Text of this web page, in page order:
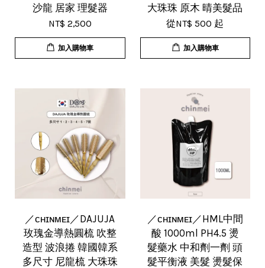
沙龍 居家 理髮器
NT$ 2,500
加入購物車
大珠珠 原木 晴美髮品
從NT$ 500 起
加入購物車
／ᴄʜɪɴᴍᴇɪ／DAJUJA
玫瑰金導熱圓梳 吹整
造型 波浪捲 韓國韓系
多尺寸 尼龍梳 大珠珠
／ᴄʜɪɴᴍᴇɪ／HML中間
酸 1000ml PH4.5 燙
髮藥水 中和劑一劑 頭
髮平衡液 美髮 燙髮保